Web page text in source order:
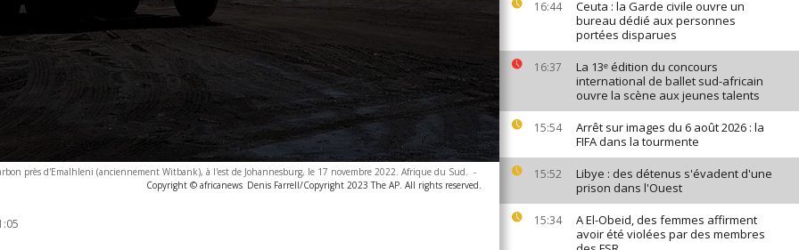
16:44
Ceuta : la Garde civile ouvre un
bureau dédié aux personnes
portées disparues
16:37
La 13ᵉ édition du concours
international de ballet sud-africain
ouvre la scène aux jeunes talents
15:54
Arrêt sur images du 6 août 2026 : la
FIFA dans la tourmente
15:52
Libye : des détenus s'évadent d'une
prison dans l'Ouest
15:34
A El-Obeid, des femmes affirment
avoir été violées par des membres
près d'Emalhleni (anciennement Witbank), à l'est de Johannesburg, le 17 novembre 2022. Afrique du Sud. -
Copyright © africanews Denis Farrell/Copyright 2023 The AP. All rights reserved.